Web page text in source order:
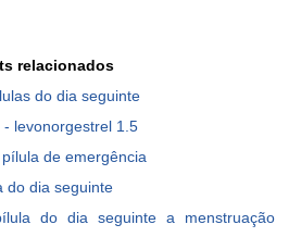
relacionados
do dia seguinte
levonorgestrel 1.5
de emergência
do dia seguinte
do dia seguinte a menstruação